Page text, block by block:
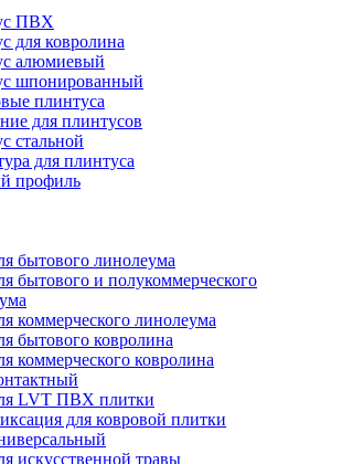
ПВХ
для ковролина
алюмиевый
шпонированный
плинтуса
для плинтусов
стальной
для плинтуса
профиль
бытового линолеума
бытового и полукоммерческого
коммерческого линолеума
бытового ковролина
коммерческого ковролина
LVT ПВХ плитки
для ковровой плитки
искусственной травы